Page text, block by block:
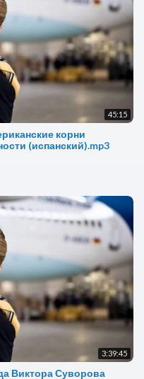
45:15
корни
(испанский).mp3
3:39:45
Виктора Суворова